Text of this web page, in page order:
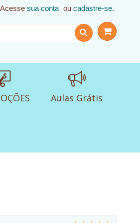
Acesse sua conta ou cadastre-se.
Aulas Grátis